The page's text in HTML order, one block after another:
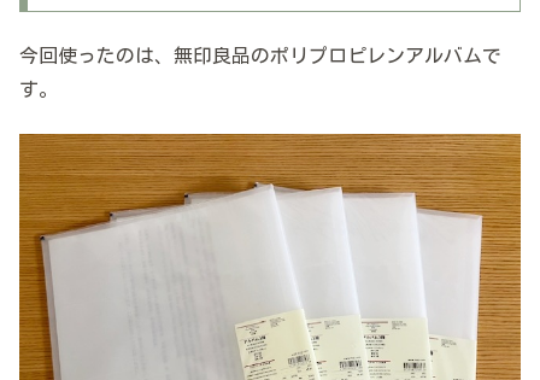
今回使ったのは、無印良品のポリプロピレンアルバムで
す。